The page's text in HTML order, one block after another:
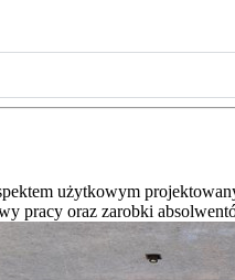
użytkowym
pracy oraz zarobki